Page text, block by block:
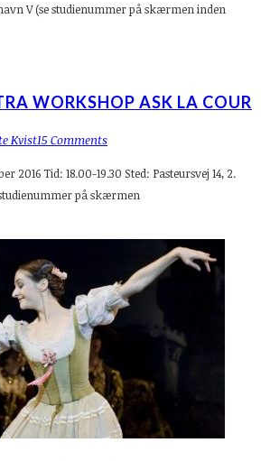
V (se studienummer på skærmen inden
WORKSHOP ASK LA COUR
Kvist15 Comments
2016 Tid: 18.00-19.30 Sted: Pasteursvej 14, 2.
på skærmen